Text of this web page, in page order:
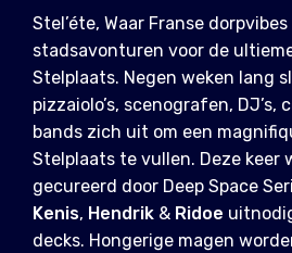
Stel’éte, Waar Franse
stadsavonturen voor de
Stelplaats. Negen weken lang
pizzaiolo’s, scenografen, DJ’s,
bands zich uit om een
Stelplaats te vullen. Deze keer
gecureerd door Deep Space
Kenis, Hendrik & Ridoe
decks. Hongerige magen